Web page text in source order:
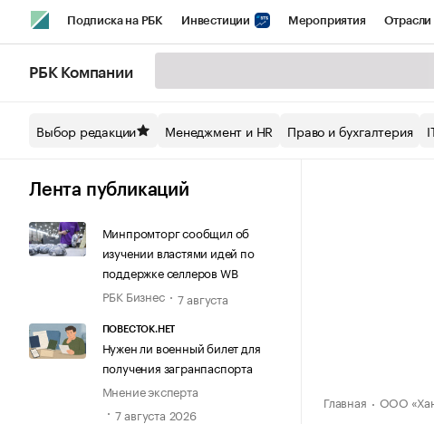
Подписка на РБК Инвестиции Мероприятия Отрасли
Спецпроекты СПб Конференции СПб Спецпроекты
Технологии и медиа
РБК Компании
Выбор редакции Менеджмент и HR Право и бухгалтерия
Лента публикаций
Минпромторг сообщил об
изучении властями идей по
поддержке селлеров WB
РБК Бизнес
7 августа
ПОВЕСТОК.НЕТ
Нужен ли военный билет для
получения загранпаспорта
Мнение эксперта
7 августа 2026
Главная ООО